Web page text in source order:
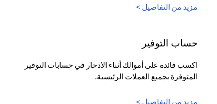
مزيد من التفاصيل >
حساب التوفير
اكسب فائدة على أموالك أثناء الادخار في حسابات التوفير
المتوفرة بجميع العملات الرئيسية.
مزيد من التفاصيل >